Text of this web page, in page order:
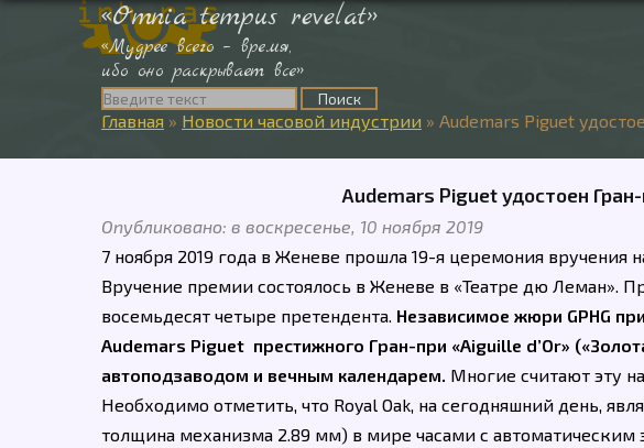
«Omnia tempus revelat»
«Мудрее всего – время,
ибо оно раскрывает все»
Главная » Новости часовой индустрии » Audemars Piguet
Audemars Piguet удостоен
Опубликовано: в воскресенье, 10 ноября 2019
7 ноября 2019 года в Женеве прошла 19-я церемония вручения
Вручение премии состоялось в Женеве в «Театре дю Леман».
восемьдесят четыре претендента. Независимое жюри GPHG
Audemars Piguet престижного Гран-при «Aiguille d’Or»
автоподзаводом и вечным календарем. Многие считают эту
Необходимо отметить, что Royal Oak, на сегодняшний день,
толщина механизма 2.89 мм) в мире часами с автоматическим